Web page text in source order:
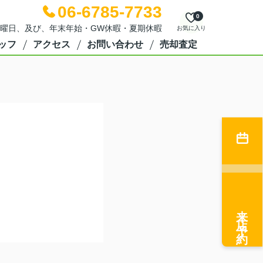
06-6785-7733
、及び、年末年始・GW休暇・夏期休暇 お気に入り
0
フ アクセス お問い合わせ 売却査定
来店予約